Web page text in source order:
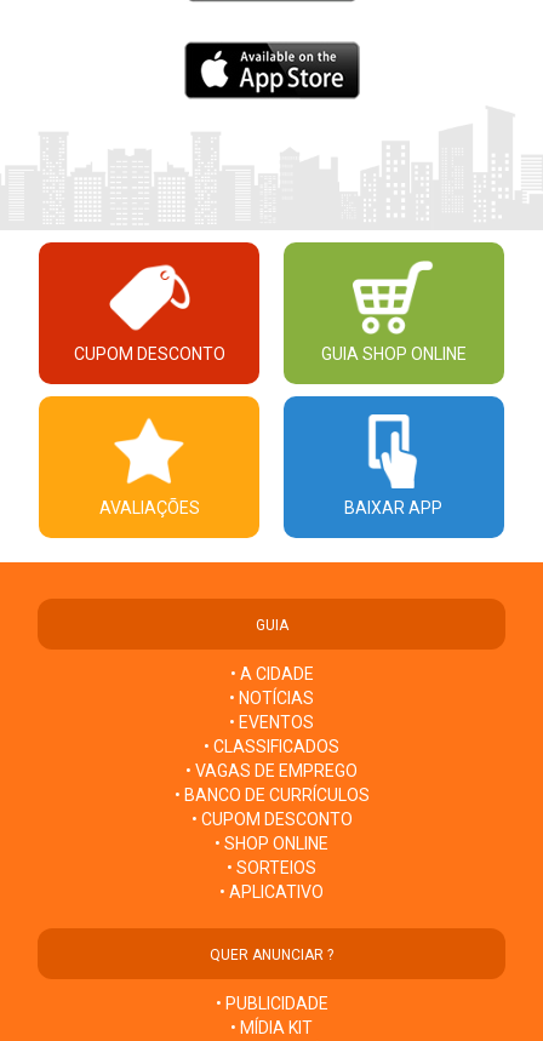
CUPOM DESCONTO GUIA SHOP ONLINE
AVALIAÇÕES BAIXAR APP
GUIA
• A CIDADE
• NOTÍCIAS
• EVENTOS
• CLASSIFICADOS
• VAGAS DE EMPREGO
• BANCO DE CURRÍCULOS
• CUPOM DESCONTO
• SHOP ONLINE
• SORTEIOS
• APLICATIVO
QUER ANUNCIAR ?
• PUBLICIDADE
• MÍDIA KIT